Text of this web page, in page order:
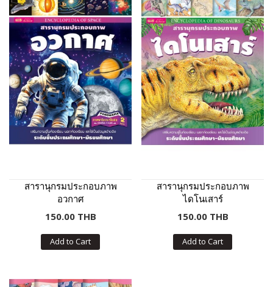
สารานุกรมประกอบภาพ
อวกาศ
150.00 THB
Add to Cart
สารานุกรมประกอบภาพ
ไดโนเสาร์
150.00 THB
Add to Cart